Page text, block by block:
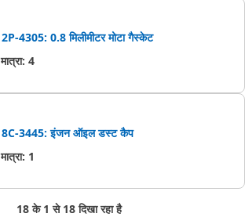
2P-4305: 0.8 मिलीमीटर मोटा गैस्‍केट
मात्रा: 4
8C-3445: इंजन ऑइल डस्ट कैप
मात्रा: 1
18 के 1 से 18 दिखा रहा है